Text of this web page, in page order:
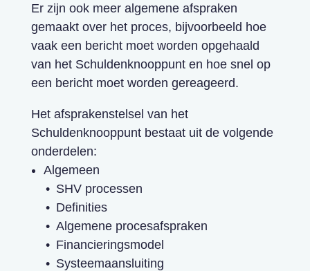
Er zijn ook meer algemene afspraken
gemaakt over het proces, bijvoorbeeld hoe
vaak een bericht moet worden opgehaald
van het Schuldenknooppunt en hoe snel op
een bericht moet worden gereageerd.
Het afsprakenstelsel van het
Schuldenknooppunt bestaat uit de volgende
onderdelen:
Algemeen
SHV processen
Definities
Algemene procesafspraken
Financieringsmodel
Systeemaansluiting